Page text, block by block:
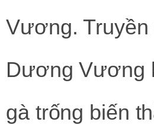
Vương. Truyền
Dương Vương
gà trống biến